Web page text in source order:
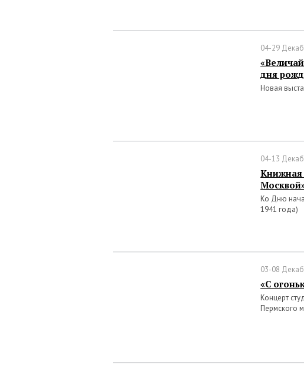
04-29
дня
Новая
04-13
Книжная
Ко Дню
1941 года)
03-08
«С
Концерт
Пермского